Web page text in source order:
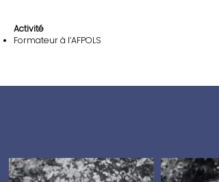
Activité
Formateur à l’AFPOLS